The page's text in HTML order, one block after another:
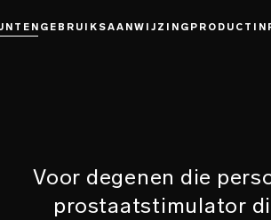
GEBRUIKSAANWIJZING
Voor degenen die
prostaatstimulator